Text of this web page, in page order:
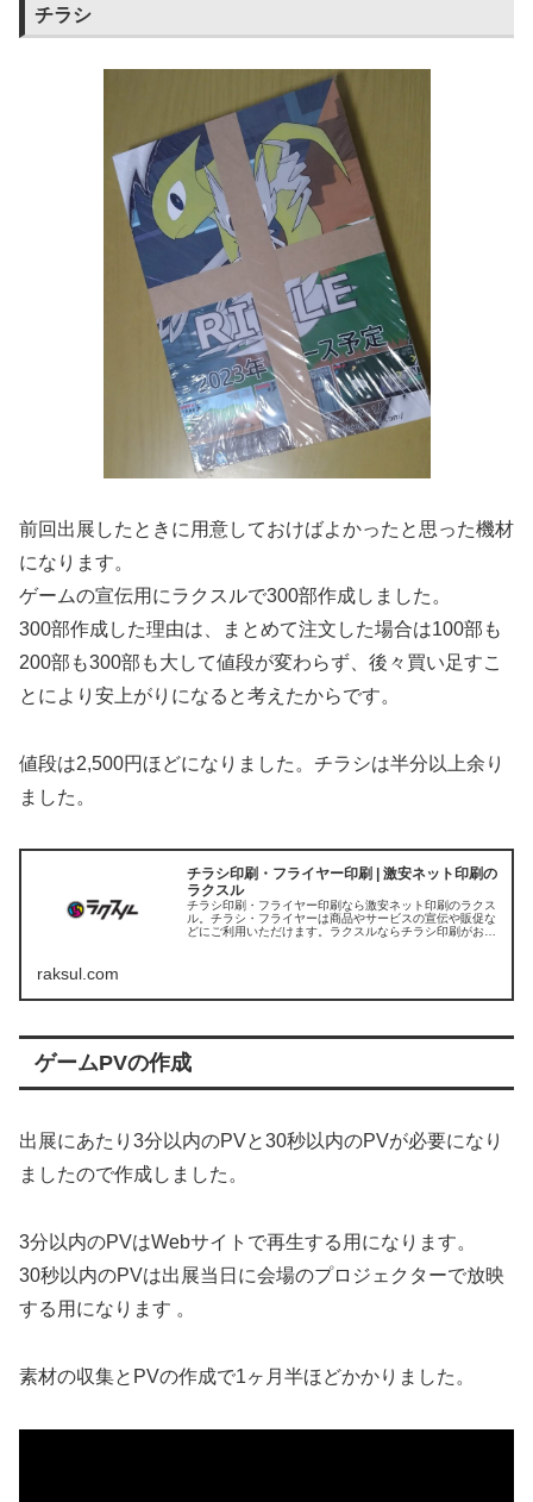
チラシ
前回出展したときに用意しておけばよかったと思った機材
になります。
ゲームの宣伝用にラクスルで300部作成しました。
300部作成した理由は、まとめて注文した場合は100部も
200部も300部も大して値段が変わらず、後々買い足すこ
とにより安上がりになると考えたからです。
値段は2,500円ほどになりました。チラシは半分以上余り
ました。
チラシ印刷・フライヤー印刷 | 激安ネット印刷の
ラクスル
チラシ印刷・フライヤー印刷なら激安ネット印刷のラクス
ル。チラシ・フライヤーは商品やサービスの宣伝や販促な
どにご利用いただけます。ラクスルならチラシ印刷がお求
raksul.com
ゲームPVの作成
出展にあたり3分以内のPVと30秒以内のPVが必要になり
ましたので作成しました。
3分以内のPVはWebサイトで再生する用になります。
30秒以内のPVは出展当日に会場のプロジェクターで放映
する用になります 。
素材の収集とPVの作成で1ヶ月半ほどかかりました。